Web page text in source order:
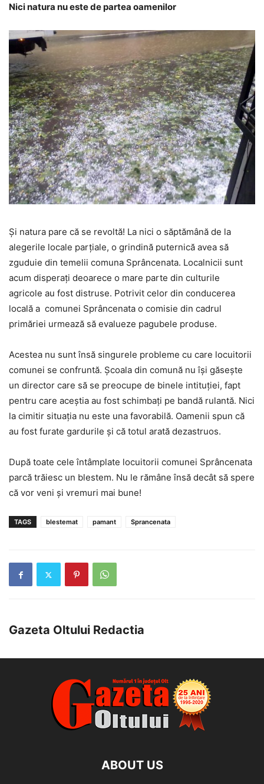
Nici natura nu este de partea oamenilor
Și natura pare că se revoltă! La nici o săptămână de la
alegerile locale parțiale, o grindină puternică avea să
zguduie din temelii comuna Sprâncenata. Localnicii sunt
acum disperați deoarece o mare parte din culturile
agricole au fost distruse. Potrivit celor din conducerea
locală a comunei Sprâncenata o comisie din cadrul
primăriei urmează să evalueze pagubele produse.
Acestea nu sunt însă singurele probleme cu care locuitorii
comunei se confruntă. Școala din comună nu își găsește
un director care să se preocupe de binele intituției, fapt
pentru care aceștia au fost schimbați pe bandă rulantă. Nici
la cimitir situația nu este una favorabilă. Oamenii spun că
au fost furate gardurile și că totul arată dezastruos.
După toate cele întâmplate locuitorii comunei Sprâncenata
parcă trăiesc un blestem. Nu le rămâne însă decât să spere
că vor veni și vremuri mai bune!
TAGS blestemat pamant Sprancenata
Gazeta Oltului Redactia
ABOUT US